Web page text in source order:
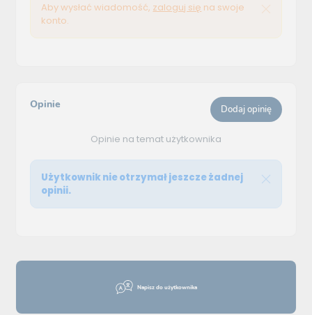
Napisz do użytkownika
Aby wysłać wiadomość, zaloguj się na swoje
konto.
Opinie Dodaj opinię
Opinie na temat użytkownika
Użytkownik nie otrzymał jeszcze żadnej
opinii.